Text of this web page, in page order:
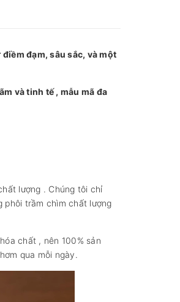
đạm, sâu sắc, và một
và tinh tế , mẫu mã đa
lượng . Chúng tôi chỉ
phôi trầm chìm chất lượng
chất , nên 100% sản
qua mỗi ngày.